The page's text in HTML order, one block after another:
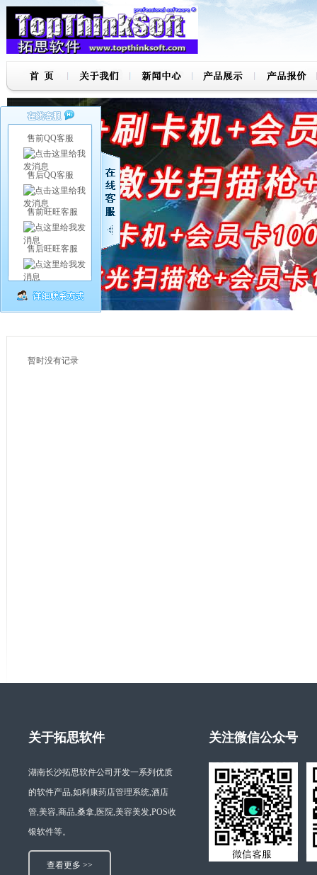
暂时没有记录
关于拓思软件
湖南长沙拓思软件公司开发一系列优质
的软件产品,如利康药店管理系统,酒店
管,美容,商品,桑拿,医院,美容美发,POS收
银软件等。
查看更多 >>
关注微信公众号
售前QQ客服
售后QQ客服
售前旺旺客服
售后旺旺客服